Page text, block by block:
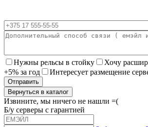
Нужны рельсы в стойку
Хочу
+5% за год
Интересует размещение
Вернуться в каталог
Извините, мы ничего не нашли =(
Б/у серверы с гарантией